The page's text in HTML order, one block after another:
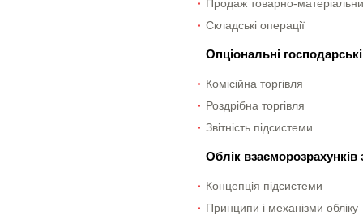
Продаж товарно-
Складські операції
Опціональні
Комісійна торгівля
Роздрібна торгівля
Звітність підсистеми
Облік взаєморозрахунків
Концепція підсистеми
Принципи і механізми обліку